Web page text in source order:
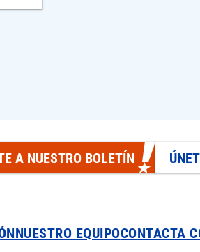
A NUESTRO BOLETÍN
NUESTRO EQUIPOCONTACTA